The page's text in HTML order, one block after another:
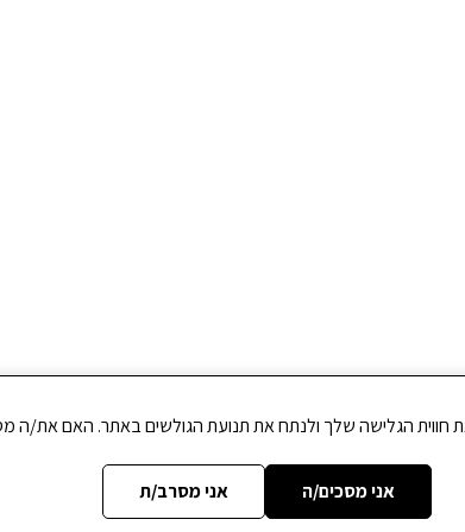
כפר חב"ד 2025 תנאי שימושהצהרת נגישות
אני מסכים/ה אני מסרב/ת